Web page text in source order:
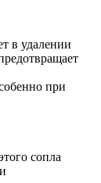
в удалении
при
сопла